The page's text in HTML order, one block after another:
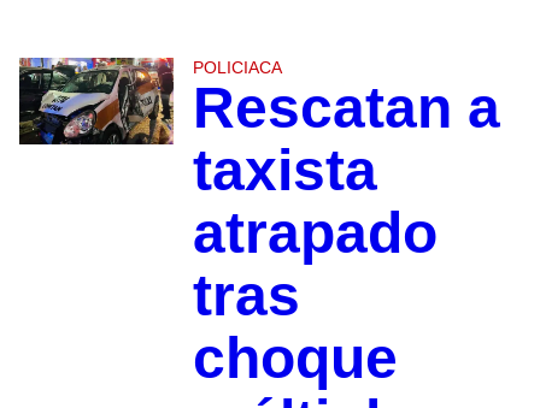
POLICIACA
Rescatan a
taxista
atrapado
tras
choque